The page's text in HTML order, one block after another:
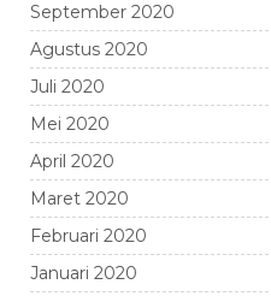
September 2020
Agustus 2020
Juli 2020
Mei 2020
April 2020
Maret 2020
Februari 2020
Januari 2020